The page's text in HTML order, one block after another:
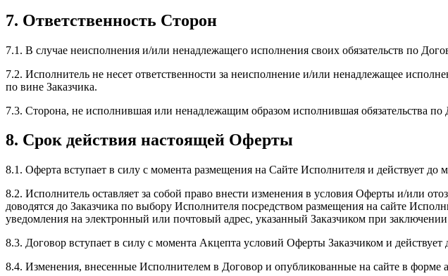
7. Ответственность Сторон
7.1. В случае неисполнения и/или ненадлежащего исполнения своих обязательств по
7.2. Исполнитель не несет ответственности за неисполнение и/или ненадлежащее
по вине Заказчика.
7.3. Сторона, не исполнившая или ненадлежащим образом исполнившая обязательства
8. Срок действия настоящей Оферты
8.1. Оферта вступает в силу с момента размещения на Сайте Исполнителя и действует до
8.2. Исполнитель оставляет за собой право внести изменения в условия Оферты и/или
доводятся до Заказчика по выбору Исполнителя посредством размещения на сайте
уведомления на электронный или почтовый адрес, указанный Заказчиком при
8.3. Договор вступает в силу с момента Акцепта условий Оферты Заказчиком и
8.4. Изменения, внесенные Исполнителем в Договор и опубликованные на сайте в